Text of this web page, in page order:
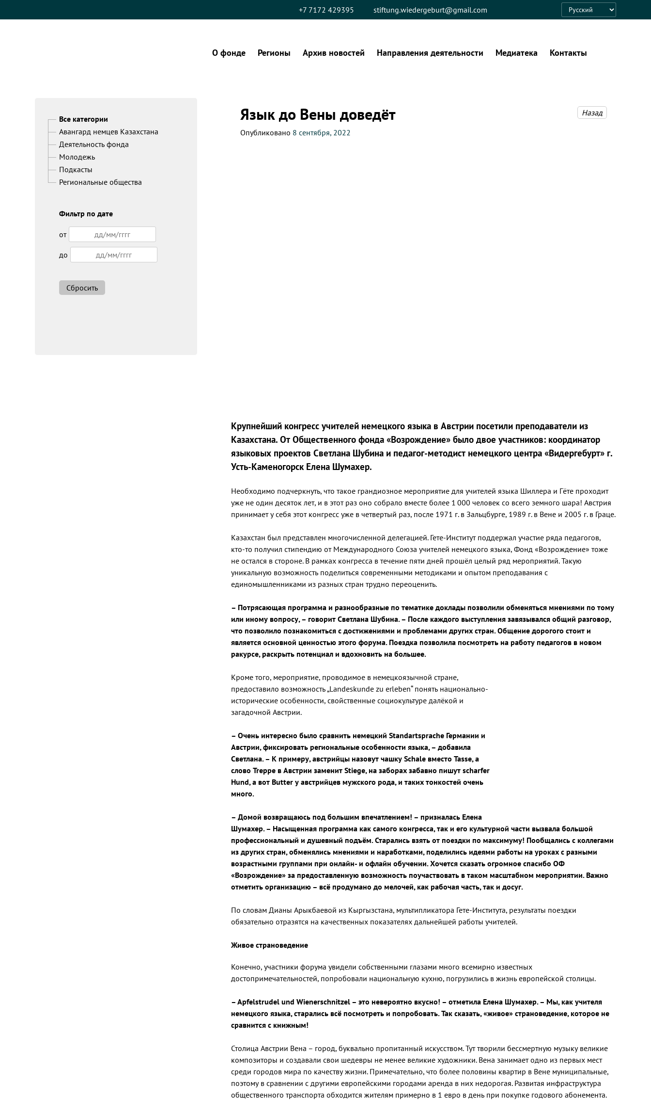
+7 7172 429395 stiftung.wiedergeburt@gmail.com
Language
О фонде Регионы Архив новостей Направления деятельности Медиатека Контакты
Язык до Вены доведёт Назад
Опубликовано 8 сентября, 2022
Крупнейший конгресс учителей немецкого языка в Австрии посетили преподаватели из
Казахстана. От Общественного фонда «Возрождение» было двое участников: координатор
языковых проектов Светлана Шубина и педагог-методист немецкого центра «Видергебурт» г.
Усть-Каменогорск Елена Шумахер.
Необходимо подчеркнуть, что такое грандиозное мероприятие для учителей языка Шиллера и Гёте проходит
уже не один десяток лет, и в этот раз оно собрало вместе более 1 000 человек со всего земного шара! Австрия
принимает у себя этот конгресс уже в четвертый раз, после 1971 г. в Зальцбурге, 1989 г. в Вене и 2005 г. в Граце.
Казахстан был представлен многочисленной делегацией. Гете-Институт поддержал участие ряда педагогов,
кто-то получил стипендию от Международного Союза учителей немецкого языка, Фонд «Возрождение» тоже
не остался в стороне. В рамках конгресса в течение пяти дней прошёл целый ряд мероприятий. Такую
уникальную возможность поделиться современными методиками и опытом преподавания с
единомышленниками из разных стран трудно переоценить.
– Потрясающая программа и разнообразные по тематике доклады позволили обменяться мнениями по тому
или иному вопросу, – говорит Светлана Шубина. – После каждого выступления завязывался общий разговор,
что позволило познакомиться с достижениями и проблемами других стран. Общение дорогого стоит и
является основной ценностью этого форума. Поездка позволила посмотреть на работу педагогов в новом
ракурсе, раскрыть потенциал и вдохновить на большее.
Кроме того, мероприятие, проводимое в немецкоязычной стране,
предоставило возможность „Landeskunde zu erleben“ понять национально-
исторические особенности, свойственные социокультуре далёкой и
загадочной Австрии.
– Очень интересно было сравнить немецкий Standartsprache Германии и
Австрии, фиксировать региональные особенности языка, – добавила
Светлана. – К примеру, австрийцы назовут чашку Schale вместо Tasse, а
слово Treppe в Австрии заменит Stiege, на заборах забавно пишут scharfer
Hund, а вот Butter у австрийцев мужского рода, и таких тонкостей очень
много.
– Домой возвращаюсь под большим впечатлением! – призналась Елена
Шумахер. – Насыщенная программа как самого конгресса, так и его культурной части вызвала большой
профессиональный и душевный подъём. Старались взять от поездки по максимуму! Пообщались с коллегами
из других стран, обменялись мнениями и наработками, поделились идеями работы на уроках с разными
возрастными группами при онлайн- и офлайн обучении. Хочется сказать огромное спасибо ОФ
«Возрождение» за предоставленную возможность поучаствовать в таком масштабном мероприятии. Важно
отметить организацию – всё продумано до мелочей, как рабочая часть, так и досуг.
По словам Дианы Арыкбаевой из Кыргызстана, мультипликатора Гете-Института, результаты поездки
обязательно отразятся на качественных показателях дальнейшей работы учителей.
Живое страноведение
Конечно, участники форума увидели собственными глазами много всемирно известных
достопримечательностей, попробовали национальную кухню, погрузились в жизнь европейской столицы.
– Apfelstrudel und Wienerschnitzel – это невероятно вкусно! – отметила Елена Шумахер. – Мы, как учителя
немецкого языка, старались всё посмотреть и попробовать. Так сказать, «живое» страноведение, которое не
сравнится с книжным!
Столица Австрии Вена – город, буквально пропитанный искусством. Тут творили бессмертную музыку великие
композиторы и создавали свои шедевры не менее великие художники. Вена занимает одно из первых мест
среди городов мира по качеству жизни. Примечательно, что более половины квартир в Вене муниципальные,
поэтому в сравнении с другими европейскими городами аренда в них недорогая. Развитая инфраструктура
общественного транспорта обходится жителям примерно в 1 евро в день при покупке годового абонемента.
Все категории
Авангард немцев Казахстана
Деятельность фонда
Молодежь
Подкасты
Региональные общества
Фильтр по дате
от
до
Сбросить